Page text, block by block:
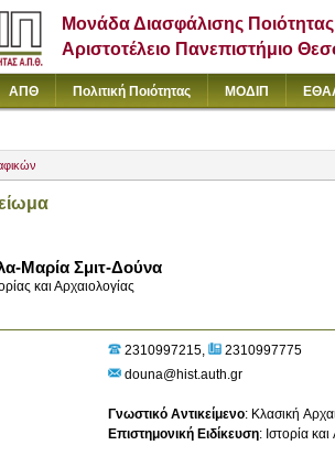
Μονάδα Διασφάλισης Ποιότητας
Αριστοτέλειο Πανεπιστήμιο
ΑΠΘ Πολιτική Ποιότητας ΜΟΔΙΠ
Μαρία Σμιτ-Δούνα
και Αρχαιολογίας
2310997215
2310997775
douna@hist.auth.gr
Γνωστικό Αντικείμενο: Κλασική
Επιστημονική Ειδίκευση: Ιστορία